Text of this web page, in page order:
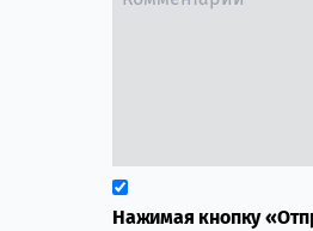
Нажимая кнопку